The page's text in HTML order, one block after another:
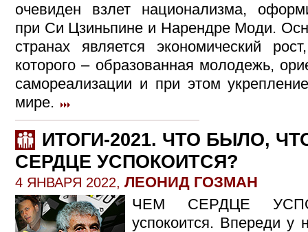
очевиден взлет национализма,
при Си Цзиньпине и Нарендре Моди.
странах является экономический
которого – образованная молодежь,
самореализации и при этом
мире.
ИТОГИ-2021. ЧТО БЫЛО,
СЕРДЦЕ УСПОКОИТСЯ?
4 ЯНВАРЯ 2022, ЛЕОНИД ГОЗМАН
ЧЕМ СЕРДЦЕ
успокоится. Впереди у